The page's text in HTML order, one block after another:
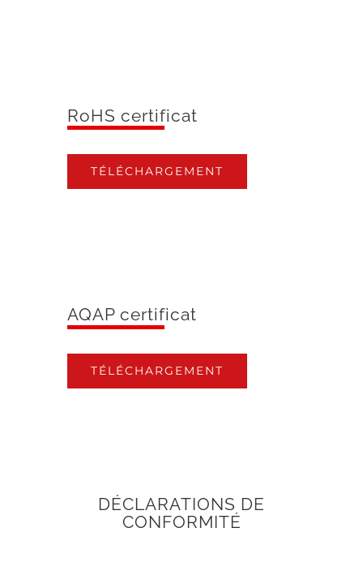
RoHS certificat
TÉLÉCHARGEMENT
AQAP certificat
TÉLÉCHARGEMENT
DÉCLARATIONS DE
CONFORMITÉ